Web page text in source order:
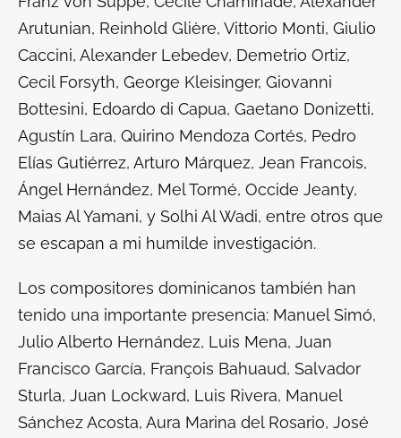
Arutunian, Reinhold Glière, Vittorio Monti, Giulio
Caccini, Alexander Lebedev, Demetrio Ortiz,
Cecil Forsyth, George Kleisinger, Giovanni
Bottesini, Edoardo di Capua, Gaetano Donizetti,
Agustín Lara, Quirino Mendoza Cortés, Pedro
Elías Gutiérrez, Arturo Márquez, Jean Francois,
Ángel Hernández, Mel Tormé, Occide Jeanty,
Maias Al Yamani, y Solhi Al Wadi, entre otros que
se escapan a mi humilde investigación.
Los compositores dominicanos también han
tenido una importante presencia: Manuel Simó,
Julio Alberto Hernández, Luis Mena, Juan
Francisco García, François Bahuaud, Salvador
Sturla, Juan Lockward, Luis Rivera, Manuel
Sánchez Acosta, Aura Marina del Rosario, José